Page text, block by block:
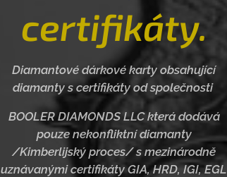
certifikáty.
Diamantové dárkové karty obsahující
diamanty s certifikáty od společnosti
BOOLER DIAMONDS LLC která dodává
pouze nekonfliktní diamanty
/Kimberlijský proces/ s mezinárodně
uznávanými certifikáty GIA, HRD, IGI, EGL